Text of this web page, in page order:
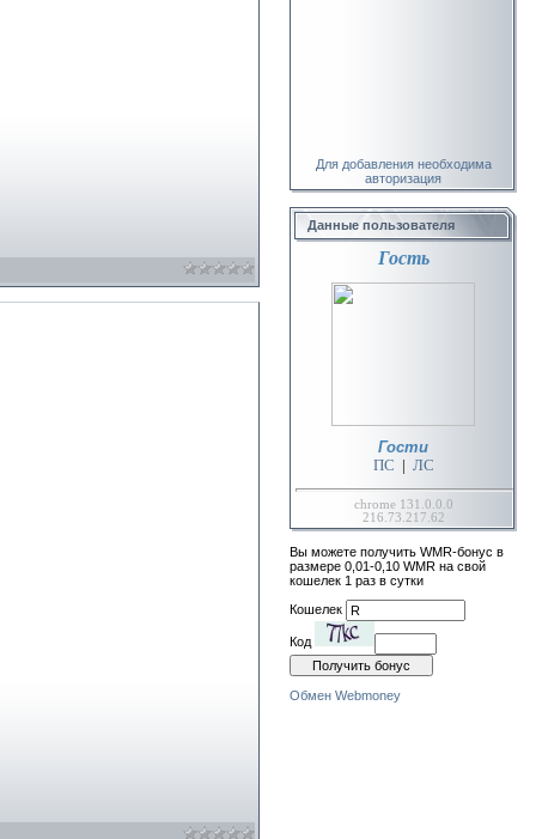
Для добавления необходима
авторизация
Данные пользователя
Гость
Гости
ПС | ЛС
chrome 131.0.0.0
216.73.217.62
Вы можете получить WMR-бонус в
размере 0,01-0,10 WMR на свой
кошелек 1 раз в сутки
Кошелек
Код
Обмен Webmoney